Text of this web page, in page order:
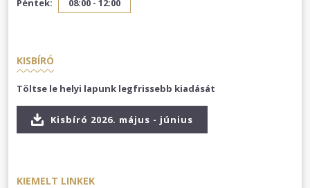
Péntek: 08:00 - 12:00
KISBÍRÓ
Töltse le helyi lapunk legfrissebb kiadását
Kisbíró 2026. május - június
KIEMELT LINKEK